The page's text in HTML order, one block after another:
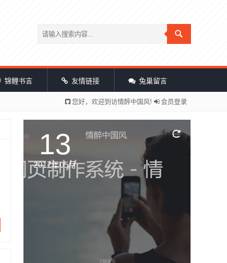
锦鲤书言 友情链接 兔巢留言
您好，欢迎到访情醉中国风! 会员登录
13
2017年05月